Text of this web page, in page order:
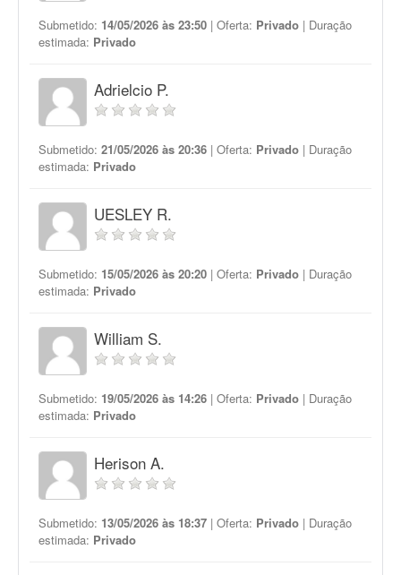
Submetido: 14/05/2026 às 23:50 | Oferta: Privado | Duração
estimada: Privado
Adrielcio P.
Submetido: 21/05/2026 às 20:36 | Oferta: Privado | Duração
estimada: Privado
UESLEY R.
Submetido: 15/05/2026 às 20:20 | Oferta: Privado | Duração
estimada: Privado
William S.
Submetido: 19/05/2026 às 14:26 | Oferta: Privado | Duração
estimada: Privado
Herison A.
Submetido: 13/05/2026 às 18:37 | Oferta: Privado | Duração
estimada: Privado